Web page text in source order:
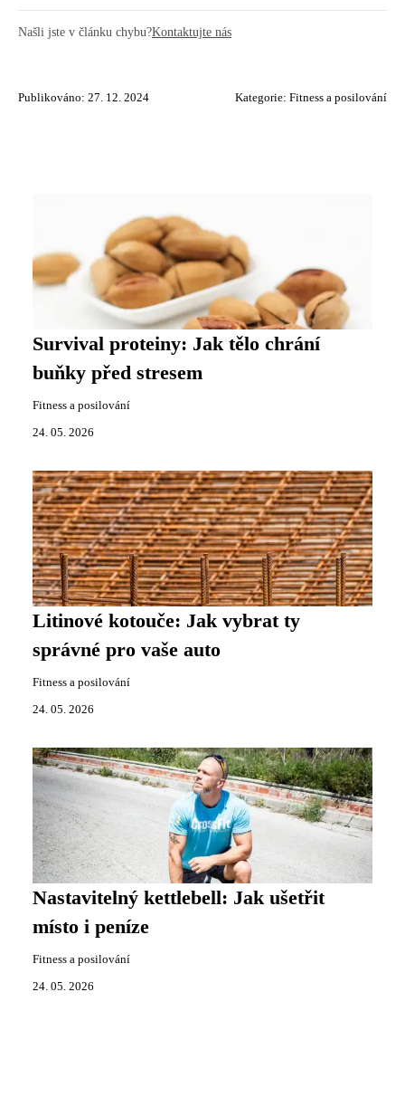
Našli jste v článku chybu?Kontaktujte nás
Publikováno: 27. 12. 2024 Kategorie: Fitness a posilování
Survival proteiny: Jak tělo chrání
buňky před stresem
Fitness a posilování
24. 05. 2026
Litinové kotouče: Jak vybrat ty
správné pro vaše auto
Fitness a posilování
24. 05. 2026
Nastavitelný kettlebell: Jak ušetřit
místo i peníze
Fitness a posilování
24. 05. 2026